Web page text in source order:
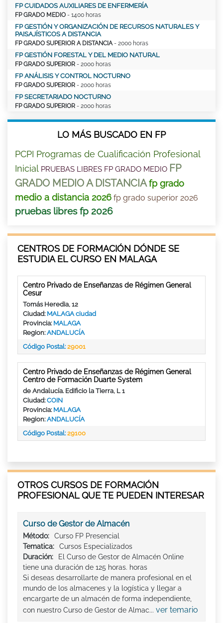
FP CUIDADOS AUXILIARES DE ENFERMERÍA
FP GRADO MEDIO - 1400 horas
FP GESTIÓN Y ORGANIZACIÓN DE RECURSOS NATURALES Y
PAISAJÍSTICOS A DISTANCIA
FP GRADO SUPERIOR A DISTANCIA- 2000 horas
FP GESTIÓN FORESTAL Y DEL MEDIO NATURAL
FP GRADO SUPERIOR - 2000 horas
FP ANÁLISIS Y CONTROL NOCTURNO
FP GRADO SUPERIOR - 2000 horas
FP SECRETARIADO NOCTURNO
FP GRADO SUPERIOR - 2000 horas
LO MÁS BUSCADO EN FP
PCPI Programas de Cualificación Profesional
Inicial PRUEBAS LIBRES FP GRADO MEDIO FP
GRADO MEDIO A DISTANCIAfp grado
medio a distancia 2026 fp grado superior 2026
pruebas libres fp 2026
CENTROS DE FORMACIÓN DÓNDE SE
ESTUDIA EL CURSO EN MALAGA
Centro Privado de Enseñanzas de Régimen General
Cesur
Tomás Heredia, 12
Ciudad: MALAGA ciudad
Provincia: MALAGA
Region:ANDALUCÍA
Código Postal:29001
Centro Privado de Enseñanzas de Régimen General
Centro de Formación Duarte System
de Andalucía. Edificio la Tierra, L 1
Ciudad:COIN
Provincia: MALAGA
Region:ANDALUCÍA
Código Postal:29100
OTROS CURSOS DE FORMACIÓN
PROFESIONAL QUE TE PUEDEN INTERESAR
Curso de Gestor de Almacén
Método:
Curso FP Presencial
Tematica:
Cursos Especializados
Duración:
El Curso de Gestor de Almacén Online
tiene una duración de 125 horas. horas
Si deseas desarrollarte de manera profesional en el
mundo de los almacenes y la logística y llegar a
encargarte de un almacén de forma independiente,
con nuestro Curso de Gestor de Almac... ver temario